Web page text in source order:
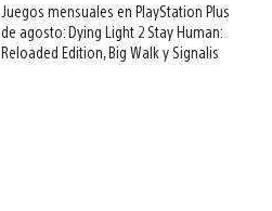
Juegos mensuales en PlayStation Plus
de agosto: Dying Light 2 Stay Human:
Reloaded Edition, Big Walk y Signalis